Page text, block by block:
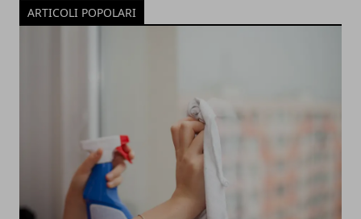
ARTICOLI POPOLARI